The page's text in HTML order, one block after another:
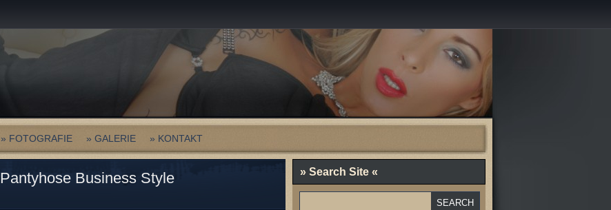
» FOTOGRAFIE » GALERIE » KONTAKT
Business Style » Search Site «